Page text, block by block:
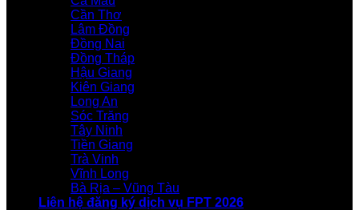
Cần Thơ
Lâm Đồng
Đồng Nai
Đồng Tháp
Hậu Giang
Kiên Giang
Long An
Sóc Trăng
Tây Ninh
Tiền Giang
Trà Vinh
Vĩnh Long
Bà Rịa – Vũng Tàu
Liên hệ đăng ký dịch vụ FPT 2026